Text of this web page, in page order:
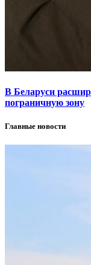
В Беларуси
пограничную зону
Главные новости